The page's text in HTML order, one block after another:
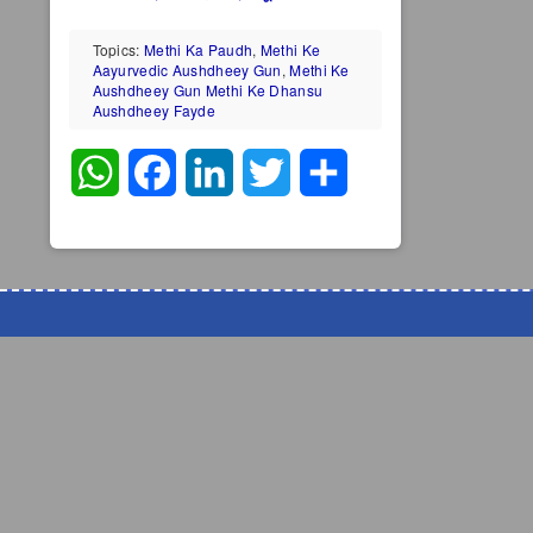
Topics: Methi Ka Paudh, Methi Ke
Aayurvedic Aushdheey Gun,Methi Ke
Aushdheey Gun Methi Ke Dhansu
Aushdheey Fayde
WhatsAppFacebookLinkedInTwitter